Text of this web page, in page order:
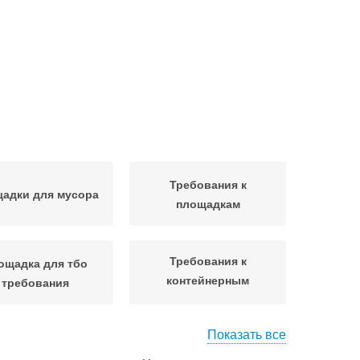
для мусора
Требования к
площадкам
для тбо
требования
Требования к
контейнерным
Контейнерные
Показать все